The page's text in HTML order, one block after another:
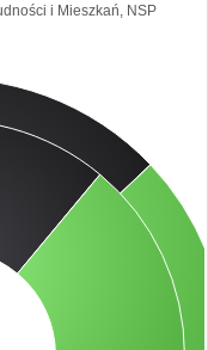
i Mieszkań, NSP